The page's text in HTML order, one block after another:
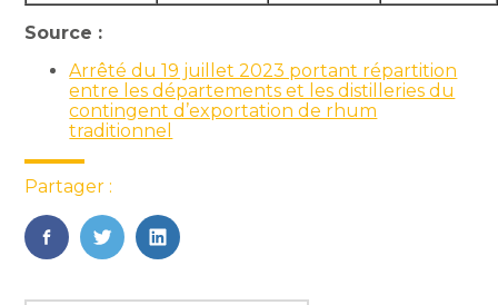
Source :
Arrêté du 19 juillet 2023 portant répartition
entre les départements et les distilleries du
contingent d’exportation de rhum
traditionnel
Partager :
FaceBook
TwitterLinkedIn